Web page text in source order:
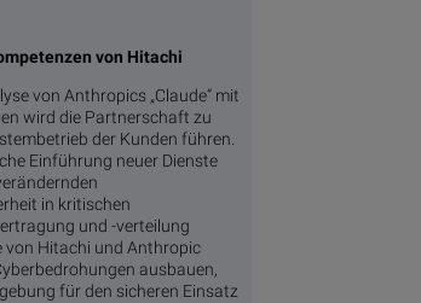
von Hitachi
von Anthropics „Claude“ mit
wird die Partnerschaft zu
der Kunden führen.
Einführung neuer Dienste
in kritischen
und -verteilung
von Hitachi und Anthropic
ausbauen,
für den sicheren Einsatz